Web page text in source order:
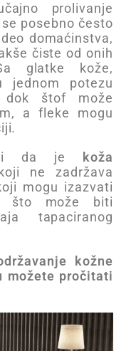
prolivanje
posebno često
domaćinstva,
čiste od onih
glatke kože,
jednom potezu
dok štof može
a fleke mogu
i da je
koža
ne zadržava
mogu izazvati
što može biti
tapaciranog
kožne
možete pročitati